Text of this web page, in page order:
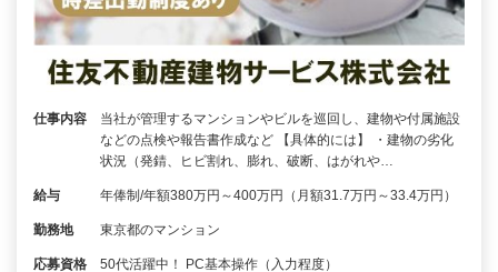
仕事内容
当社が管理するマンションやビルを巡回し、建物や付属施設
などの点検や報告書作成など 【具体的には】 ・建物の劣化
状況（発錆、ヒビ割れ、膨れ、破断、はがれや…
給与 年俸制/年額380万円～400万円（月額31.7万円～33.4万円）
勤務地 東京都のマンション
応募資格 50代活躍中！ PC基本操作（入力程度）